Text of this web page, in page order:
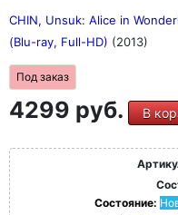
CHIN, Unsuk: Alice in
(Blu-ray, Full-HD) (2013)
Под заказ
4299 руб. В
Состояние: